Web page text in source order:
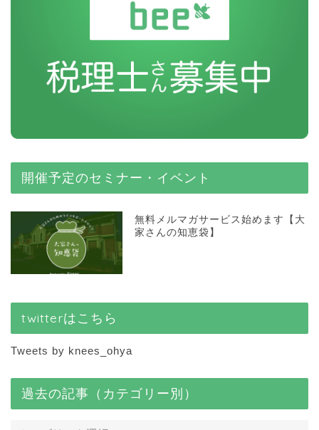
開催予定のセミナー・イベント
無料メルマガサービス始めます【大
家さんの知恵袋】
twitterはこちら
Tweets by knees_ohya
過去の記事（カテゴリー別）